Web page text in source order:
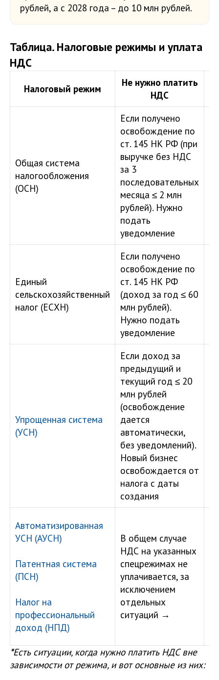
рублей, а с 2028 года – до 10 млн рублей.
Таблица. Налоговые режимы и уплата
НДС
Налоговый режим
Не нужно платить
НДС
Общая система
налогообложения
(ОСН)
Если получено
освобождение по
ст. 145 НК РФ (при
выручке без НДС
за 3
последовательных
месяца ≤ 2 млн
рублей). Нужно
подать
уведомление
Единый
сельскохозяйственный
налог (ЕСХН)
Если получено
освобождение по
ст. 145 НК РФ
(доход за год ≤ 60
млн рублей).
Нужно подать
уведомление
Упрощенная система
(УСН)
Если доход за
предыдущий и
текущий год ≤ 20
млн рублей
(освобождение
дается
автоматически,
без уведомлений).
Новый бизнес
освобождается от
налога с даты
создания
Автоматизированная
УСН (АУСН)
Патентная система
(ПСН)
Налог на
профессиональный
доход (НПД)
В общем случае
НДС на указанных
спецрежимах не
уплачивается, за
исключением
отдельных
ситуаций →
*Есть ситуации, когда нужно платить НДС вне
зависимости от режима, и вот основные из них: